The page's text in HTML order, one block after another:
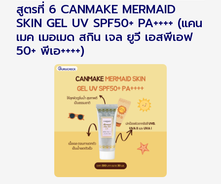
สูตรที่ 6 CANMAKE MERMAID
SKIN GEL UV SPF50+ PA++++ (แคน
เมค เมอเมด สกิน เจล ยูวี เอสพีเอฟ
50+ พีเอ++++)